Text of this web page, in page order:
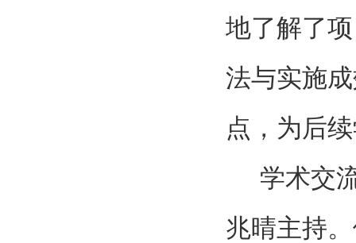
地了解了
法与实施
点，为后
学术交
兆晴主持